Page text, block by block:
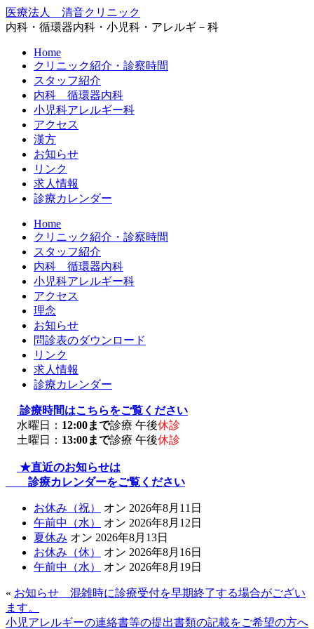
医療法人 清音クリニック
内科・循環器内科・小児科・アレルギ－科
Home
クリニック紹介・診察時間
スタッフ紹介
内科 循環器内科
小児科アレルギー科
アクセス
漢方
お知らせ
リンク
求人情報
診療カレンダー
Home
クリニック紹介・診察時間
スタッフ紹介
内科 循環器内科
小児科アレルギー科
アクセス
理念
お知らせ
問診表のダウンロード
リンク
求人情報
診療カレンダー
診療時間はこちらをご覧ください
水曜日： 12:00まで診療 午後休診
土曜日： 13:00まで診療 午後休診
★直近のお知らせは
診療カレンダーをご覧ください
お休み（祝）
オン 2026年8月11日
午前中（水）
オン 2026年8月12日
夏休み オン 2026年8月13日
お休み（休）
オン 2026年8月16日
午前中（水）
オン 2026年8月19日
« お知らせ 混雑時に診療受付を早期終了する場合がござい
ます。
小児アレルギーの連絡書等の提出書類の記載をご希望の方へ